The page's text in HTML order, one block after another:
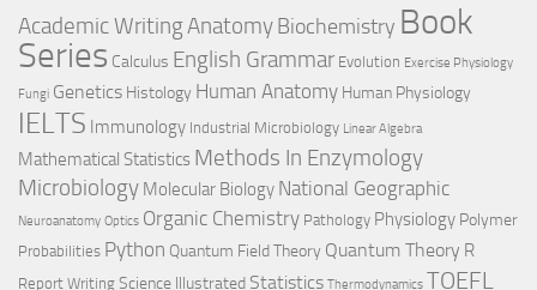
Academic WritingAnatomy Biochemistry Book
Series Calculus English Grammar Evolution Exercise Physiology
Fungi Genetics Histology Human Anatomy Human Physiology
IELTS Immunology Industrial Microbiology Linear Algebra
Mathematical Statistics Methods In Enzymology
Microbiology Molecular Biology National Geographic
Neuroanatomy Optics Organic Chemistry Pathology Physiology Polymer
Probabilities Python Quantum Field Theory Quantum Theory R
Report Writing Science Illustrated Statistics Thermodynamics TOEFL